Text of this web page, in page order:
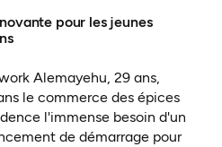
pour les jeunes
Alemayehu, 29 ans,
le commerce des épices
l'immense besoin d'un
de démarrage pour